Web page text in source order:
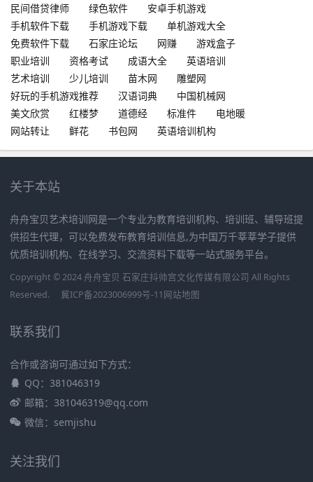
民间借贷律师
绿色软件
安卓手机游戏
手机软件下载
手机游戏下载
单机游戏大全
免费软件下载
石家庄论坛 网赚
游戏盒子
职业培训
资格考试 成语大全
英语培训
艺术培训
少儿培训 苗木网
雕塑网
好玩的手机游戏推荐
汉语词典
中国机械网
美文欣赏
红楼梦 道德经 标准件
电地暖
网站转让
鲜花 书包网 英语培训机构
关于本站
舟舟宝贝艺术培训网是一个专业为教育培训机构、培训班、辅导班提
供招生代理，可以免费发布教育培训信息,为中国万千莘莘学子提供
优质培训机构、在线学习、交流资料下载等一站式服务平台。
Copyright © 2024 舟舟宝贝 石家庄抖帅宫文化传媒有限公司 All Rights
Reserved.
冀ICP备2023006999号-11网站地图
联系我们
合作或咨询可通过如下方式：
QQ：381046319
邮箱：381046319@qq.com
微信：semjishu
关注我们